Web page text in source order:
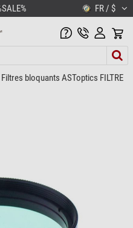
FR / $
Filtres bloquants ASToptics FILTRE